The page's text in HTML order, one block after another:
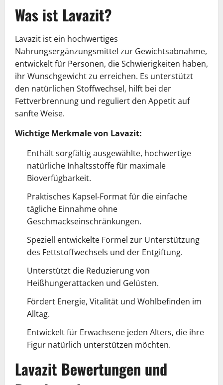
Was ist Lavazit?
Lavazit ist ein hochwertiges
Nahrungsergänzungsmittel zur Gewichtsabnahme,
entwickelt für Personen, die Schwierigkeiten haben,
ihr Wunschgewicht zu erreichen. Es unterstützt
den natürlichen Stoffwechsel, hilft bei der
Fettverbrennung und reguliert den Appetit auf
sanfte Weise.
Wichtige Merkmale von Lavazit:
Enthält sorgfältig ausgewählte, hochwertige
natürliche Inhaltsstoffe für maximale
Bioverfügbarkeit.
Praktisches Kapsel-Format für die einfache
tägliche Einnahme ohne
Geschmackseinschränkungen.
Speziell entwickelte Formel zur Unterstützung
des Fettstoffwechsels und der Entgiftung.
Unterstützt die Reduzierung von
Heißhungerattacken und Gelüsten.
Fördert Energie, Vitalität und Wohlbefinden im
Alltag.
Entwickelt für Erwachsene jeden Alters, die ihre
Figur natürlich unterstützen möchten.
Lavazit Bewertungen und